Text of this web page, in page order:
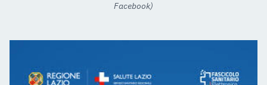
Facebook)